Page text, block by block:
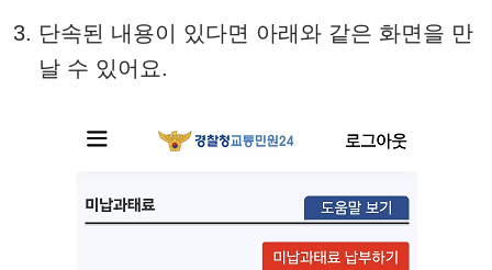
단속된 내용이 있다면 아래와 같은 화면을 만
날 수 있어요.